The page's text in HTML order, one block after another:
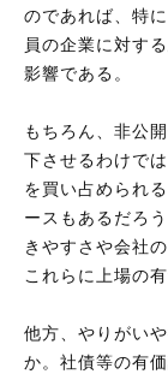
のであれば、特
員の企業に対す
影響である。
もちろん、非公
下させるわけで
を買い占められ
ースもあるだろ
きやすさや会社
これらに上場の
他方、やりがい
か。社債等の有